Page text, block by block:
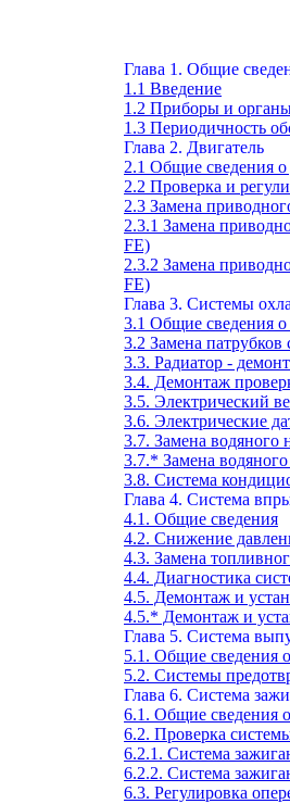
Глава 1. Общие
1.1 Введение
1.2 Приборы и
1.3 Периодичность
Глава 2. Двигатель
2.1 Общие сведения о
2.2 Проверка и
2.3 Замена
2.3.1 Замена
FE)
2.3.2 Замена
FE)
Глава 3. Системы
3.1 Общие сведения о
3.2 Замена
3.3. Радиатор -
3.4. Демонтаж
3.5. Электрический
3.6. Электрические
3.7. Замена водяного
3.7.* Замена
3.8. Система
Глава 4. Система
4.1. Общие сведения
4.2. Снижение
4.3. Замена
4.4. Диагностика
4.5. Демонтаж и
4.5.* Демонтаж и
Глава 5. Система
5.1. Общие сведения
5.2. Системы
Глава 6. Система
6.1. Общие сведения
6.2. Проверка
6.2.1. Система
6.2.2. Система
6.3. Регулировка